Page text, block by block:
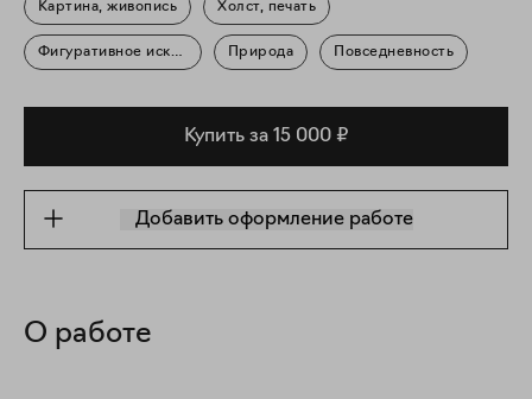
Картина, живопись Холст, печать
Фигуративное искусство Природа Повседневность
Купить за 15 000 ₽
Добавить оформление работе
О работе